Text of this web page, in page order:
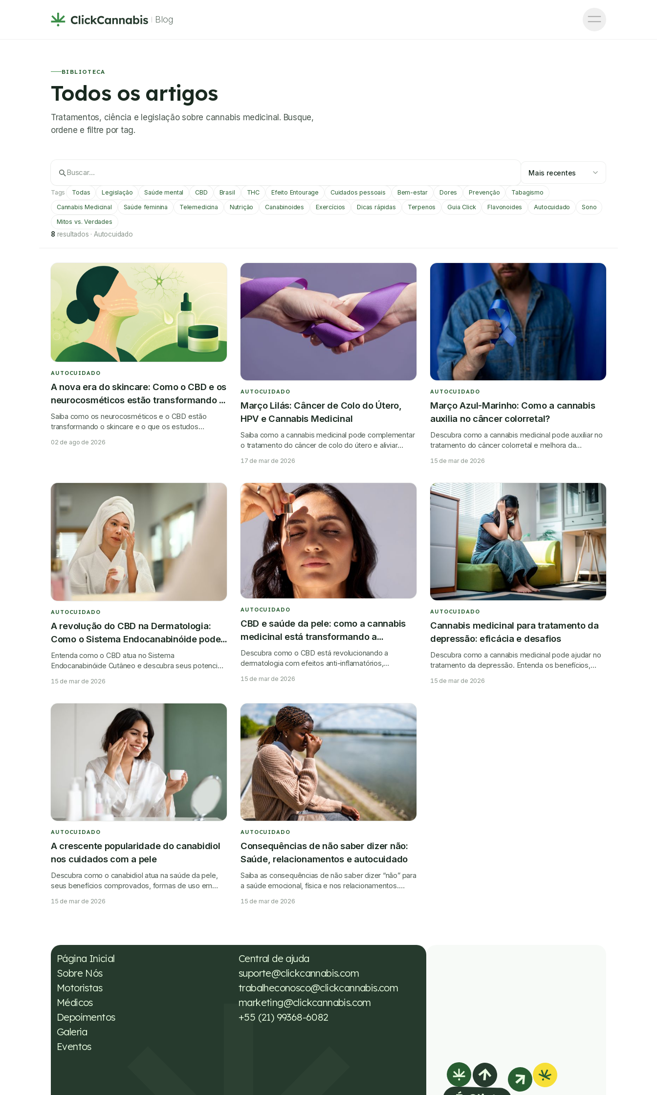
Blog
BIBLIOTECA
Todos os artigos
Tratamentos, ciência e legislação sobre cannabis medicinal. Busque,
ordene e filtre por tag.
Mais recentes
Tags Todas Legislação Saúde mental CBD Brasil THC Efeito Entourage Cuidados pessoais Bem-estar Dores Prevenção
Tabagismo
Cannabis Medicinal
Saúde feminina Telemedicina Nutrição Canabinoides Exercícios Dicas rápidas Terpenos Guia Click Flavonoides Autocuidado
Sono
Mitos vs. Verdades
8 resultados ·Autocuidado
AUTOCUIDADO
A nova era do skincare: Como o CBD e os
neurocosméticos estão transformando a
beleza
Saiba como os neurocosméticos e o CBD estão
transformando o skincare e o que os estudos
02 de ago de 2026
AUTOCUIDADO
Março Lilás: Câncer de Colo do Útero,
HPV e Cannabis Medicinal
Saiba como a cannabis medicinal pode complementar
o tratamento do câncer de colo do útero e aliviar
17 de mar de 2026
AUTOCUIDADO
Março Azul-Marinho: Como a cannabis
auxilia no câncer colorretal?
Descubra como a cannabis medicinal pode auxiliar no
tratamento do câncer colorretal e melhora da
15 de mar de 2026
AUTOCUIDADO
A revolução do CBD na Dermatologia:
Como o Sistema Endocanabinóide pode
transformar o tratamento da pele
Entenda como o CBD atua no Sistema
Endocanabinóide Cutâneo e descubra seus potenciais
e saúde da pele.
15 de mar de 2026
AUTOCUIDADO
CBD e saúde da pele: como a cannabis
medicinal está transformando a
dermatologia
Descubra como o CBD está revolucionando a
dermatologia com efeitos anti-inflamatórios,
psoríase e eczema.
15 de mar de 2026
AUTOCUIDADO
Cannabis medicinal para tratamento da
depressão: eficácia e desafios
Descubra como a cannabis medicinal pode ajudar no
tratamento da depressão. Entenda os benefícios,
15 de mar de 2026
AUTOCUIDADO
A crescente popularidade do canabidiol
nos cuidados com a pele
Descubra como o canabidiol atua na saúde da pele,
seus benefícios comprovados, formas de uso em
aplicação.
15 de mar de 2026
AUTOCUIDADO
Consequências de não saber dizer não:
Saúde, relacionamentos e autocuidado
Saiba as consequências de não saber dizer “não” para
a saúde emocional, física e nos relacionamentos.
15 de mar de 2026
Página Inicial
Sobre Nós
Motoristas
Médicos
Depoimentos
Galeria
Eventos
Central de ajuda
suporte@clickcannabis.com
trabalheconosco@clickcannabis.com
marketing@clickcannabis.com
+55 (21) 99368-6082